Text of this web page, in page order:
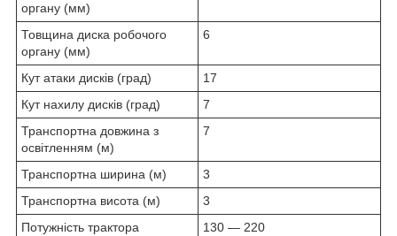
органу (мм)
Товщина диска робочого
органу (мм)
6
Кут атаки дисків (град)
17
Кут нахилу дисків (град)
7
Транспортна довжина з
освітленням (м)
7
Транспортна ширина (м)
3
Транспортна висота (м)
3
Потужність трактора
130 — 220